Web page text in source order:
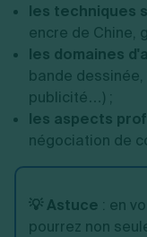
les techniques
encre de Chine,
les domaines
bande
publicité…) ;
les aspects
négociation de
💡 Astuce : en
pourrez non